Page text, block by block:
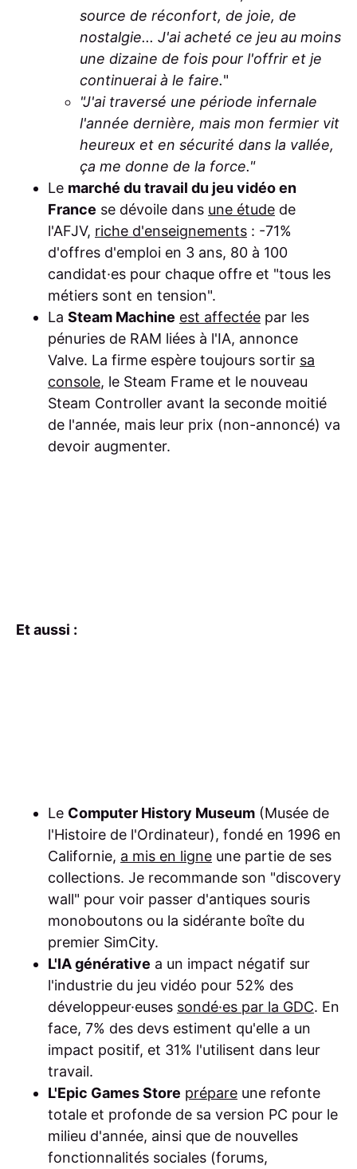
source de réconfort, de joie, de
nostalgie... J'ai acheté ce jeu au moins
une dizaine de fois pour l'offrir et je
continuerai à le faire."
"J'ai traversé une période infernale
l'année dernière, mais mon fermier vit
heureux et en sécurité dans la vallée,
ça me donne de la force."
Le marché du travail du jeu vidéo en
France se dévoile dans une étude de
l'AFJV, riche d'enseignements : -71%
d'offres d'emploi en 3 ans, 80 à 100
candidat·es pour chaque offre et "tous les
métiers sont en tension".
La Steam Machine est affectée par les
pénuries de RAM liées à l'IA, annonce
Valve. La firme espère toujours sortir sa
console, le Steam Frame et le nouveau
Steam Controller avant la seconde moitié
de l'année, mais leur prix (non-annoncé) va
devoir augmenter.
Et aussi :
Le Computer History Museum (Musée de
l'Histoire de l'Ordinateur), fondé en 1996 en
Californie, a mis en ligne une partie de ses
collections. Je recommande son "discovery
wall" pour voir passer d'antiques souris
monoboutons ou la sidérante boîte du
premier SimCity.
L'IA générative a un impact négatif sur
l'industrie du jeu vidéo pour 52% des
développeur·euses sondé·es par la GDC. En
face, 7% des devs estiment qu'elle a un
impact positif, et 31% l'utilisent dans leur
travail.
L'Epic Games Store prépare une refonte
totale et profonde de sa version PC pour le
milieu d'année, ainsi que de nouvelles
fonctionnalités sociales (forums,